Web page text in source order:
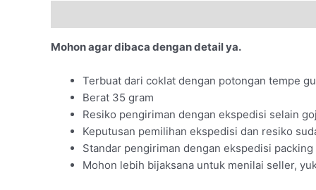
Mohon agar dibaca dengan detail ya.
Terbuat dari coklat dengan potongan tempe
Berat 35 gram
Resiko pengiriman dengan ekspedisi selain
Keputusan pemilihan ekspedisi dan resiko
Standar pengiriman dengan ekspedisi
Mohon lebih bijaksana untuk menilai seller,